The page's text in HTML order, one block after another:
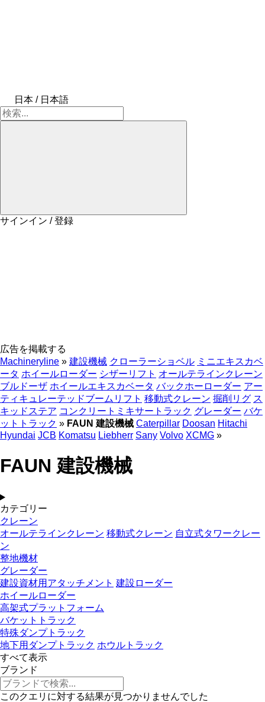
日本 / 日本語
サインイン / 登録
広告を掲載する
Machineryline » 建設機械 クローラーショベル ミニエキスカベ
ータ ホイールローダー シザーリフト オールテラインクレーン
ブルドーザ ホイールエキスカベータ バックホーローダー アー
ティキュレーテッドブームリフト 移動式クレーン 掘削リグ ス
キッドステア コンクリートミキサートラック グレーダー バケ
ットトラック » FAUN 建設機械 Caterpillar Doosan Hitachi
Hyundai JCB Komatsu Liebherr Sany Volvo XCMG »
FAUN 建設機械
カテゴリー
クレーン
オールテラインクレーン 移動式クレーン 自立式タワークレー
ン
整地機材
グレーダー
建設資材用アタッチメント 建設ローダー
ホイールローダー
高架式プラットフォーム
バケットトラック
特殊ダンプトラック
地下用ダンプトラック ホウルトラック
すべて表示
ブランド
このクエリに対する結果が見つかりませんでした